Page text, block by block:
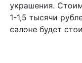
украшения.
1-1,5 тысячи
салоне будет